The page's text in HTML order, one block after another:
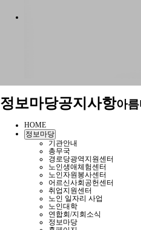
정보마당공지사항아
HOME
정보마당
기관안내
총무국
경로당광역지원센터
노인생애체험센터
노인자원봉사센터
어르신사회공헌센터
취업지원센터
노인 일자리 사업
노인대학
연합회/지회소식
정보마당